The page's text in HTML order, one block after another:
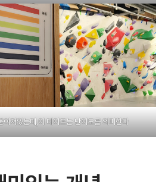
여져있는데,이 테이프는 난이도를 의미한다